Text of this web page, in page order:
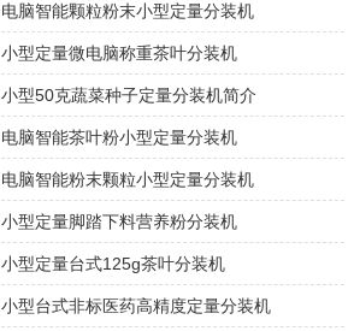
电脑智能颗粒粉末小型定量分装机
小型定量微电脑称重茶叶分装机
小型50克蔬菜种子定量分装机简介
电脑智能茶叶粉小型定量分装机
电脑智能粉末颗粒小型定量分装机
小型定量脚踏下料营养粉分装机
小型定量台式125g茶叶分装机
小型台式非标医药高精度定量分装机